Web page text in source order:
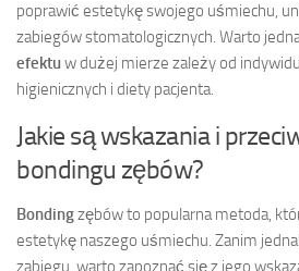
poprawić estetykę swojego uśmiechu,
zabiegów stomatologicznych. Warto
efektuw dużej mierze zależy od
higienicznych i diety pacjenta.
Jakie są wskazania i
bondingu zębów?
Bondingzębów to popularna metoda,
estetykę naszego uśmiechu. Zanim
zabiegu, warto zapoznać się z jego